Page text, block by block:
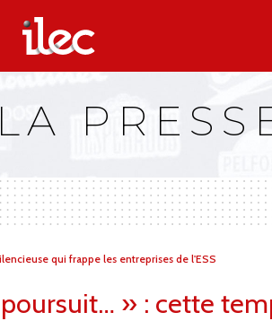
qui frappe les entreprises de l'ESS
» : cette